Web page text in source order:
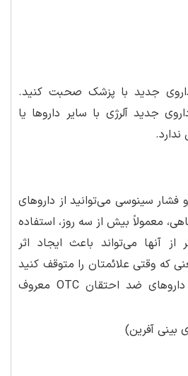
جدید با پزشک صحبت کنید.
جدید آلرژی با سایر داروها یا
فشار سینوسی می‌توانید از داروهای
معمولاً بیش از سه روز، استفاده
از آنها می‌تواند باعث ایجاد اثر
که وقتی علائمتان را متوقف کنید
در واقع بدتر می‌شوند. داروهای ضد احتقان OTC معروف
بینی آفرین)